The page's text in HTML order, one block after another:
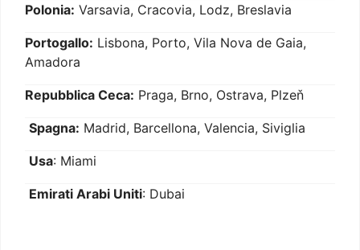
Polonia: Varsavia, Cracovia, Lodz, Breslavia
Portogallo: Lisbona, Porto, Vila Nova de Gaia,
Amadora
Repubblica Ceca: Praga, Brno, Ostrava, Plzeň
Spagna: Madrid, Barcellona, Valencia, Siviglia
Usa: Miami
Emirati Arabi Uniti: Dubai